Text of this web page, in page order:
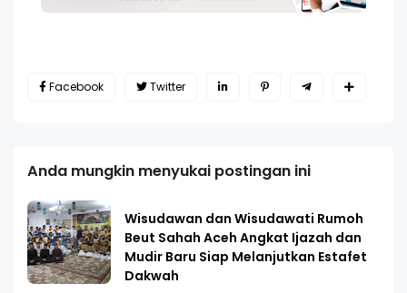
Facebook Twitter
Anda mungkin menyukai postingan ini
Wisudawan dan Wisudawati Rumoh
Beut Sahah Aceh Angkat Ijazah dan
Mudir Baru Siap Melanjutkan Estafet
Dakwah